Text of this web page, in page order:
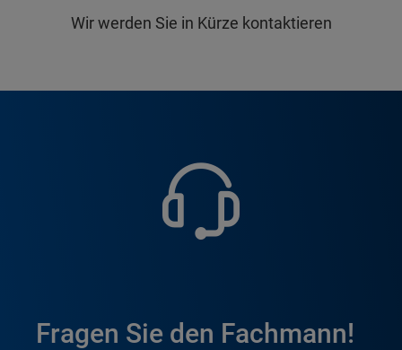
Wir werden Sie in Kürze kontaktieren
Fragen Sie den Fachmann!